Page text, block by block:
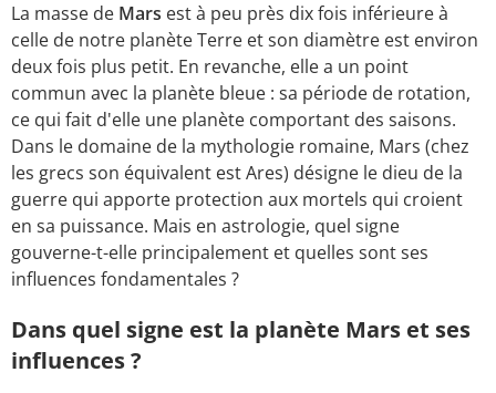
La masse de Mars est à peu près dix fois inférieure à
celle de notre planète Terre et son diamètre est environ
deux fois plus petit. En revanche, elle a un point
commun avec la planète bleue : sa période de rotation,
ce qui fait d'elle une planète comportant des saisons.
Dans le domaine de la mythologie romaine, Mars (chez
les grecs son équivalent est Ares) désigne le dieu de la
guerre qui apporte protection aux mortels qui croient
en sa puissance. Mais en astrologie, quel signe
gouverne-t-elle principalement et quelles sont ses
influences fondamentales ?
Dans quel signe est la planète Mars et ses
influences ?